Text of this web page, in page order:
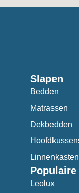
Slapen
Bedden
Matrassen
Dekbedden
Linnenkasten
Populaire
Leolux